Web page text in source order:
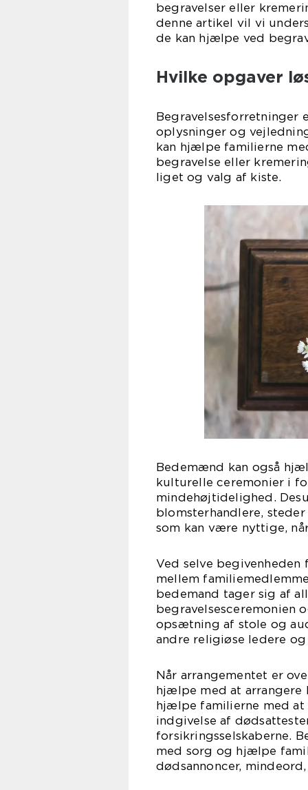
begravelser eller
denne artikel vil vi
de kan hjælpe ved
Hvilke opgaver
Begravelsesforretninger
oplysninger og
kan hjælpe familierne
begravelse eller
liget og valg af kiste.
Bedemænd kan også
kulturelle ceremonier i
mindehøjtidelighed.
blomsterhandlere,
som kan være nyttige,
Ved selve
mellem
bedemand tager sig af
begravelsesceremonien
opsætning af stole og
andre religiøse ledere
Når arrangementet er
hjælpe med at arrangere
hjælpe familierne med
indgivelse af
forsikringsselskaberne.
med sorg og hjælpe
dødsannoncer,